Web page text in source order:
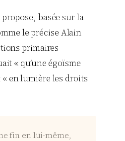
basée sur la
le précise Alain
primaires
« qu’une égoïsme
en lumière les droits
fin en lui-même,